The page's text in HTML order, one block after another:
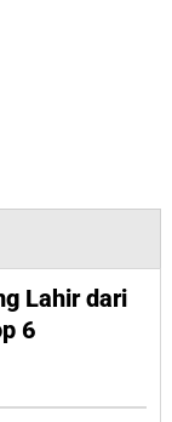
Lahir dari
6